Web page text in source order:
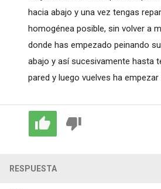
hacia abajo y una vez tengas
homogénea posible, sin volver a
donde has empezado peinando
abajo y así sucesivamente hasta
pared y luego vuelves ha
RESPUESTA